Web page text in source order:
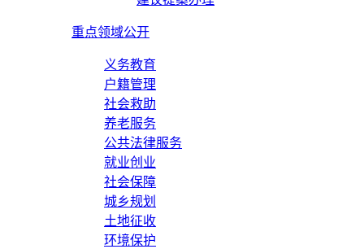
重点领域公开
义务教育
户籍管理
社会救助
养老服务
公共法律服务
就业创业
社会保障
城乡规划
土地征收
环境保护